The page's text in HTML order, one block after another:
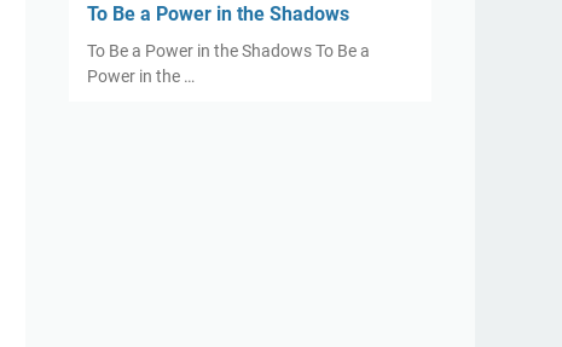
To Be a Power in the Shadows
To Be a Power in the Shadows To Be a
Power in the …